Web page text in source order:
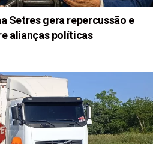
Setres gera repercussão e
alianças políticas